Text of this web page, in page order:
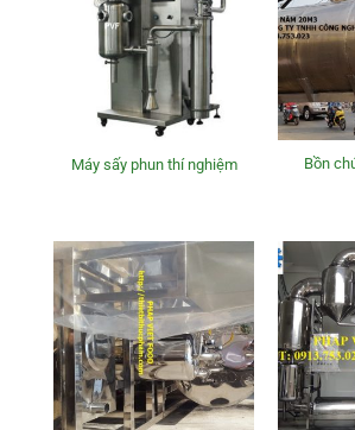
Máy sấy phun thí nghiệm
Bồn